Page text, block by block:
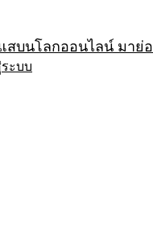
สบนโลกออนไลน์ มาย่
ะบบ